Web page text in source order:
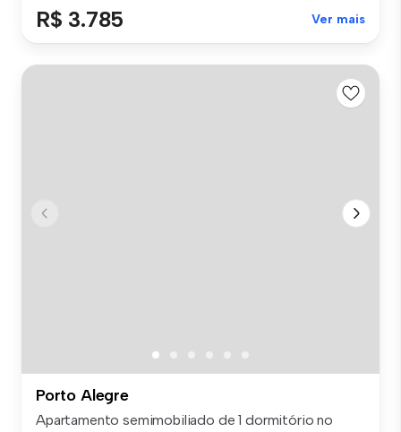
R$ 3.785 Ver mais
Porto Alegre
Apartamento semimobiliado de 1 dormitório no